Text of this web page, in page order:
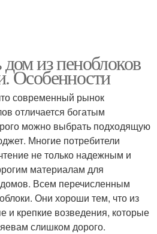
из пеноблоков
Особенности
современный рынок
отличается богатым
можно выбрать подходящую
Многие потребители
не только надежным и
материалам для
домов. Всем перечисленным
Они хороши тем, что из
и крепкие возведения, которые
слишком дорого.